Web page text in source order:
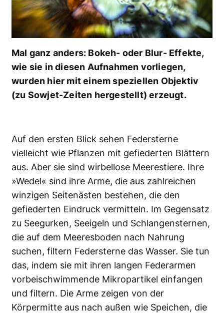
Mal ganz anders: Bokeh- oder Blur- Effekte,
wie sie in diesen Aufnahmen vorliegen,
wurden hier mit einem speziellen Objektiv
(zu Sowjet-Zeiten hergestellt) erzeugt.
Auf den ersten Blick sehen Federsterne
vielleicht wie Pflanzen mit gefiederten Blättern
aus. Aber sie sind wirbellose Meerestiere. Ihre
»Wedel« sind ihre Arme, die aus zahlreichen
winzigen Seitenästen bestehen, die den
gefiederten Eindruck vermitteln. Im Gegensatz
zu Seegurken, Seeigeln und Schlangensternen,
die auf dem Meeresboden nach Nahrung
suchen, filtern Federsterne das Wasser. Sie tun
das, indem sie mit ihren langen Federarmen
vorbeischwimmende Mikropartikel einfangen
und filtern. Die Arme zeigen von der
Körpermitte aus nach außen wie Speichen, die